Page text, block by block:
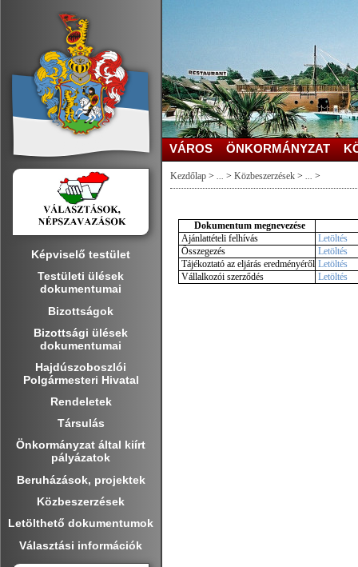
Képviselő testület
Testületi ülések
dokumentumai
Bizottságok
Bizottsági ülések
dokumentumai
Hajdúszoboszlói
Polgármesteri Hivatal
Rendeletek
Társulás
Önkormányzat által kiírt
pályázatok
Beruházások, projektek
Közbeszerzések
Letölthető dokumentumok
Választási információk
VÁROS ÖNKORMÁNYZAT
Kezdőlap > ... > Közbeszerzések > ... >
Dokumentum megnevezése
Ajánlattételi felhívás
Letöltés
Összegezés
Letöltés
Tájékoztató az eljárás eredményéről Letöltés
Vállalkozói szerződés
Letöltés